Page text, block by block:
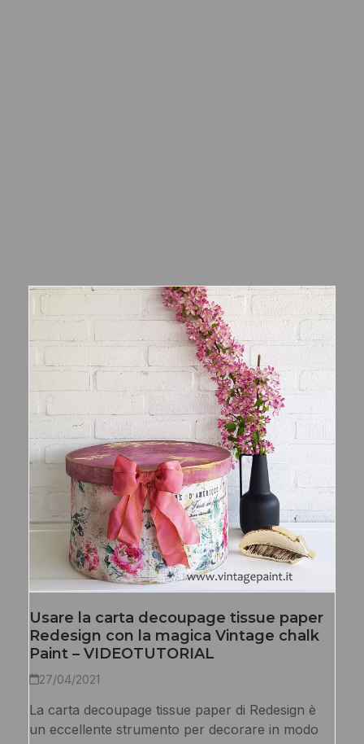
Usare la carta decoupage tissue paper
Redesign con la magica Vintage chalk
Paint – VIDEOTUTORIAL
27/04/2021
La carta decoupage tissue paper di Redesign è
un eccellente strumento per decorare in modo